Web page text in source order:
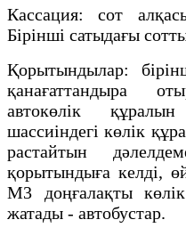
Кассация: сот
Бірінші сатыдағы
Қорытындылар:
қанағаттандыра
автокөлік
шассиіндегі көлік
растайтын
қорытындыға келді,
М3 доңғалақты
жатады - автобустар.